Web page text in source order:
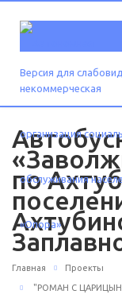
Версия для
по
Главная Проекты
"РОМАН С